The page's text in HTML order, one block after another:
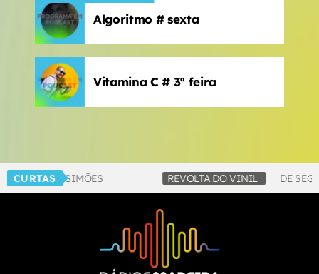
Algoritmo # sexta
Vitamina C # 3ª feira
CURTAS
SIMÕES REVOLTA DO VINIL DE SEGUNDA A